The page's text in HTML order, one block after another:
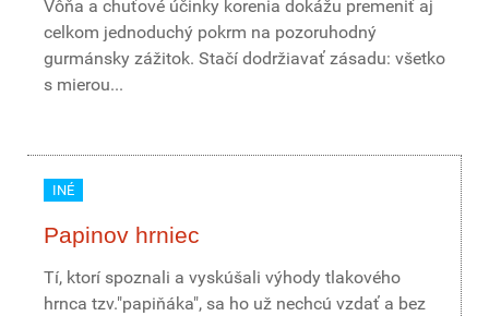
Vôňa a chuťové účinky korenia dokážu premeniť aj
celkom jednoduchý pokrm na pozoruhodný
gurmánsky zážitok. Stačí dodržiavať zásadu: všetko
s mierou...
INÉ
Papinov hrniec
Tí, ktorí spoznali a vyskúšali výhody tlakového
hrnca tzv."papiňáka", sa ho už nechcú vzdať a bez